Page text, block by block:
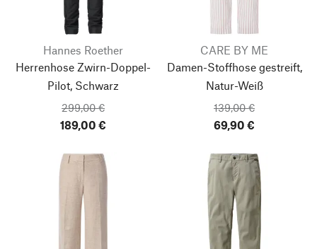
Hannes Roether
Herrenhose Zwirn-Doppel-
Pilot, Schwarz
299,00 €
189,00 €
CARE BY ME
Damen-Stoffhose gestreift,
Natur-Weiß
139,00 €
69,90 €